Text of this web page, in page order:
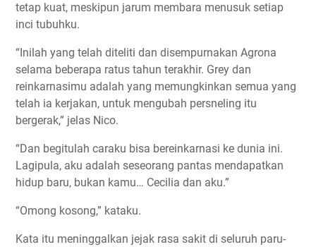
tetap kuat, meskipun jarum membara menusuk setiap
inci tubuhku.
“Inilah yang telah diteliti dan disempurnakan Agrona
selama beberapa ratus tahun terakhir. Grey dan
reinkarnasimu adalah yang memungkinkan semua yang
telah ia kerjakan, untuk mengubah persneling itu
bergerak,” jelas Nico.
“Dan begitulah caraku bisa bereinkarnasi ke dunia ini.
Lagipula, aku adalah seseorang pantas mendapatkan
hidup baru, bukan kamu… Cecilia dan aku.”
“Omong kosong,” kataku.
Kata itu meninggalkan jejak rasa sakit di seluruh paru-